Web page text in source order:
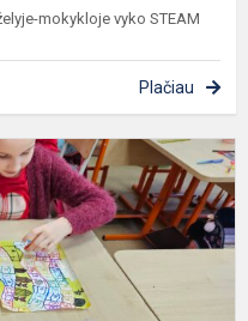
mokykloje vyko STEAM
Plačiau